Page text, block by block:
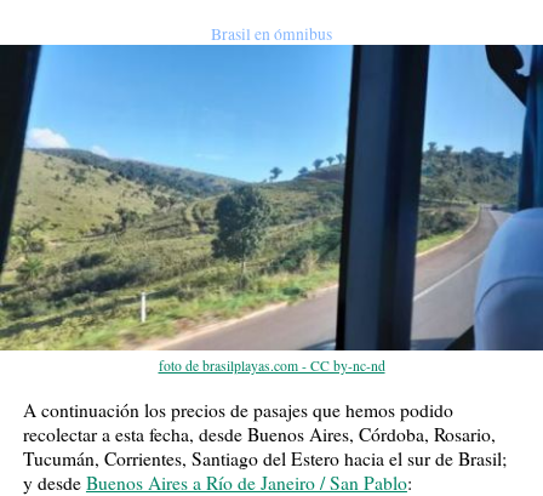
Brasil en ómnibus
foto de brasilplayas.com - CC by-nc-nd
A continuación los precios de pasajes que hemos podido
recolectar a esta fecha, desde Buenos Aires, Córdoba, Rosario,
Tucumán, Corrientes, Santiago del Estero hacia el sur de Brasil;
y desde Buenos Aires a Río de Janeiro / San Pablo: